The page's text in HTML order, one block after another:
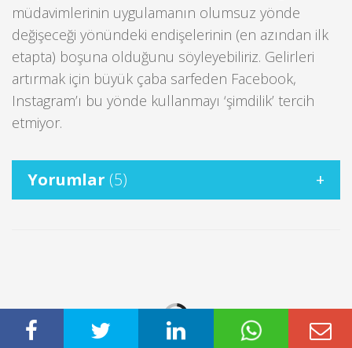
müdavimlerinin uygulamanın olumsuz yönde
değişeceği yönündeki endişelerinin (en azından ilk
etapta) boşuna olduğunu söyleyebiliriz. Gelirleri
artırmak için büyük çaba sarfeden Facebook,
Instagram’ı bu yönde kullanmayı ‘şimdilik’ tercih
etmiyor.
Yorumlar (5)